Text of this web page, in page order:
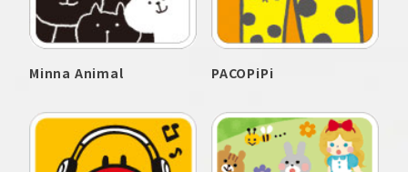
Minna Animal PACOPiPi